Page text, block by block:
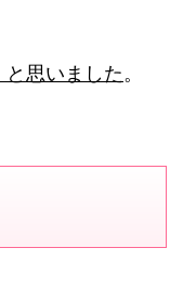
と思いました。